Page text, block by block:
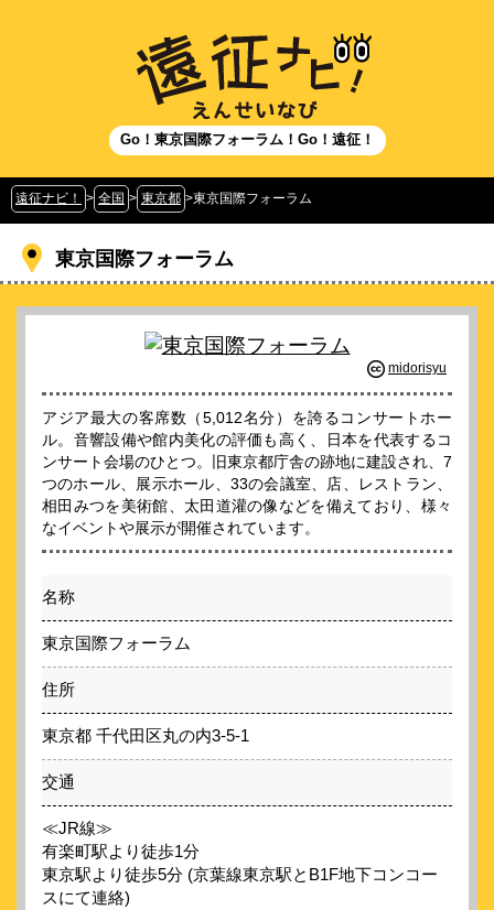
Go！東京国際フォーラム！Go！遠征！
遠征ナビ！ > 全国 > 東京都 >東京国際フォーラム
東京国際フォーラム
midorisyu
アジア最大の客席数（5,012名分）を誇るコンサートホー
ル。音響設備や館内美化の評価も高く、日本を代表するコ
ンサート会場のひとつ。旧東京都庁舎の跡地に建設され、7
つのホール、展示ホール、33の会議室、店、レストラン、
相田みつを美術館、太田道灌の像などを備えており、様々
なイベントや展示が開催されています。
名称
東京国際フォーラム
住所
東京都 千代田区丸の内3-5-1
交通
≪JR線≫
有楽町駅より徒歩1分
東京駅より徒歩5分 (京葉線東京駅とB1F地下コンコー
スにて連絡)